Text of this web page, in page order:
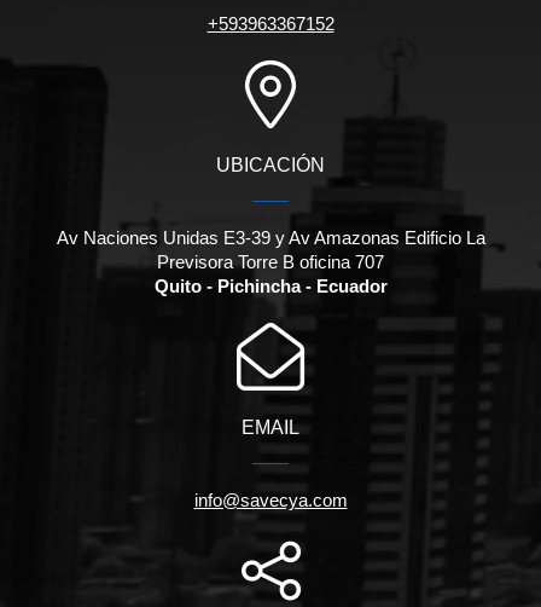
+593963367152
UBICACIÓN
Av Naciones Unidas E3-39 y Av Amazonas Edificio La
Previsora Torre B oficina 707
Quito - Pichincha - Ecuador
EMAIL
info@savecya.com